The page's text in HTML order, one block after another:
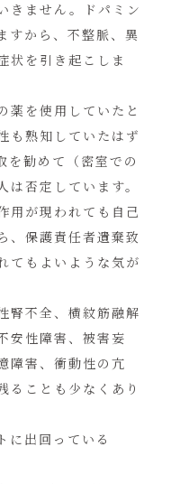
きません。ドパミン
すから、不整脈、異
状を引き起こしま
薬を使用していたと
も熟知していたはず
を勧めて（密室での
否定しています。
用が現われても自己
、保護責任者遺棄致
てもよいような気が
腎不全、横紋筋融解
安性障害、被害妄
障害、衝動性の亢
ることも少なくあり
に出回っている